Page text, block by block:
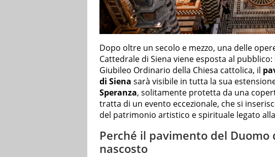
Dopo oltre un secolo e mezzo, una delle
Cattedrale di Siena viene esposta al
Giubileo Ordinario della Chiesa cattolica, il
di Siena sarà visibile in tutta la sua
Speranza, solitamente protetta da una
tratta di un evento eccezionale, che si
del patrimonio artistico e spirituale legato
Perché il pavimento del Duomo
nascosto